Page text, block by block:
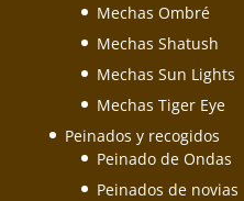
Mechas Ombré
Mechas Shatush
Mechas Sun Lights
Mechas Tiger Eye
Peinados y recogidos
Peinado de Ondas
Peinados de novias